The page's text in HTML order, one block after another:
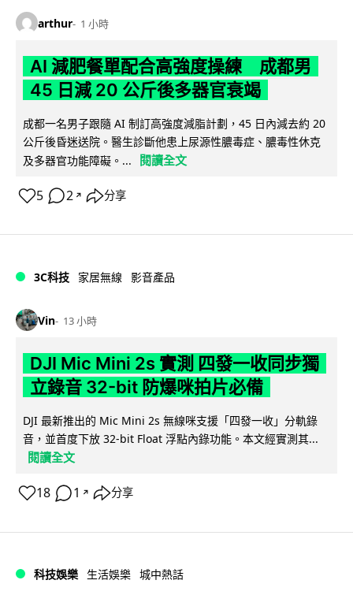
arthur 1 小時
AI 減肥餐單配合高強度操練 成都男
45 日減 20 公斤後多器官衰竭
成都一名男子跟隨 AI 制訂高強度減脂計劃，45 日內減去約 20
公斤後昏迷送院。醫生診斷他患上尿源性膿毒症、膿毒性休克
及多器官功能障礙。...
閱讀全文
5 2 ↗ 分享
3C科技 家居無線 影音產品
Vin 13 小時
DJI Mic Mini 2s 實測 四發一收同步獨
立錄音 32-bit 防爆咪拍片必備
DJI 最新推出的 Mic Mini 2s 無線咪支援「四發一收」分軌錄
音，並首度下放 32-bit Float 浮點內錄功能。本文經實測其...
閱讀全文
18 1 ↗ 分享
科技娛樂 生活娛樂 城中熱話